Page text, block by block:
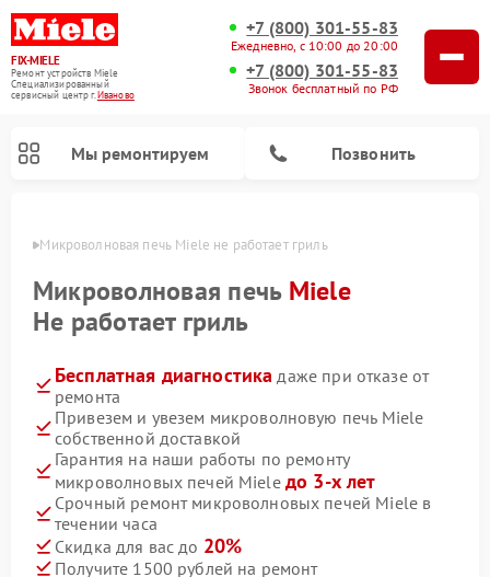
FIX-MIELE
Ремонт устройств Miele
Специализированный
cервисный центр г.Иваново
+7 (800) 301-55-83
Ежедневно, с 10:00 до 20:00
+7 (800) 301-55-83
Звонок бесплатный по РФ
Мы ремонтируем Позвонить
Микроволновая печь Miele не работает гриль
Микроволновая печь Miele
Не работает гриль
Бесплатная диагностика даже при отказе от
ремонта
Привезем и увезем микроволновую печь Miele
собственной доставкой
Гарантия на наши работы по ремонту
микроволновых печей Miele до 3-х лет
Срочный ремонт микроволновых печей Miele в
течении часа
Скидка для вас до 20%
Получите 1500 рублей на ремонт